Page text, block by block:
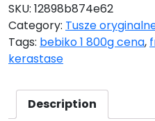
SKU: 12898b874e62
Category: Tusze
Tags: bebiko 1 800g cena,
kerastase
Description